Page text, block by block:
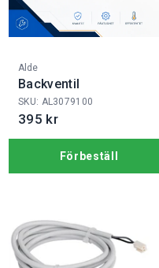
Fabrikat:
Alde
Backventil
SKU: AL3079100
395 kr
Förbeställ